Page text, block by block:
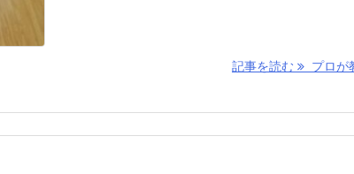
記事を読む プロが